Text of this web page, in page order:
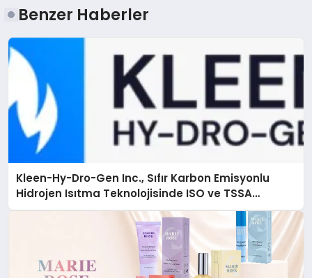
Benzer Haberler
Kleen-Hy-Dro-Gen Inc., Sıfır Karbon Emisyonlu
Hidrojen Isıtma Teknolojisinde ISO ve TSSA
Düzenleyici Onaylarını Aldı